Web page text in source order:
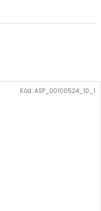
Kód: ASP_00100524_10_1